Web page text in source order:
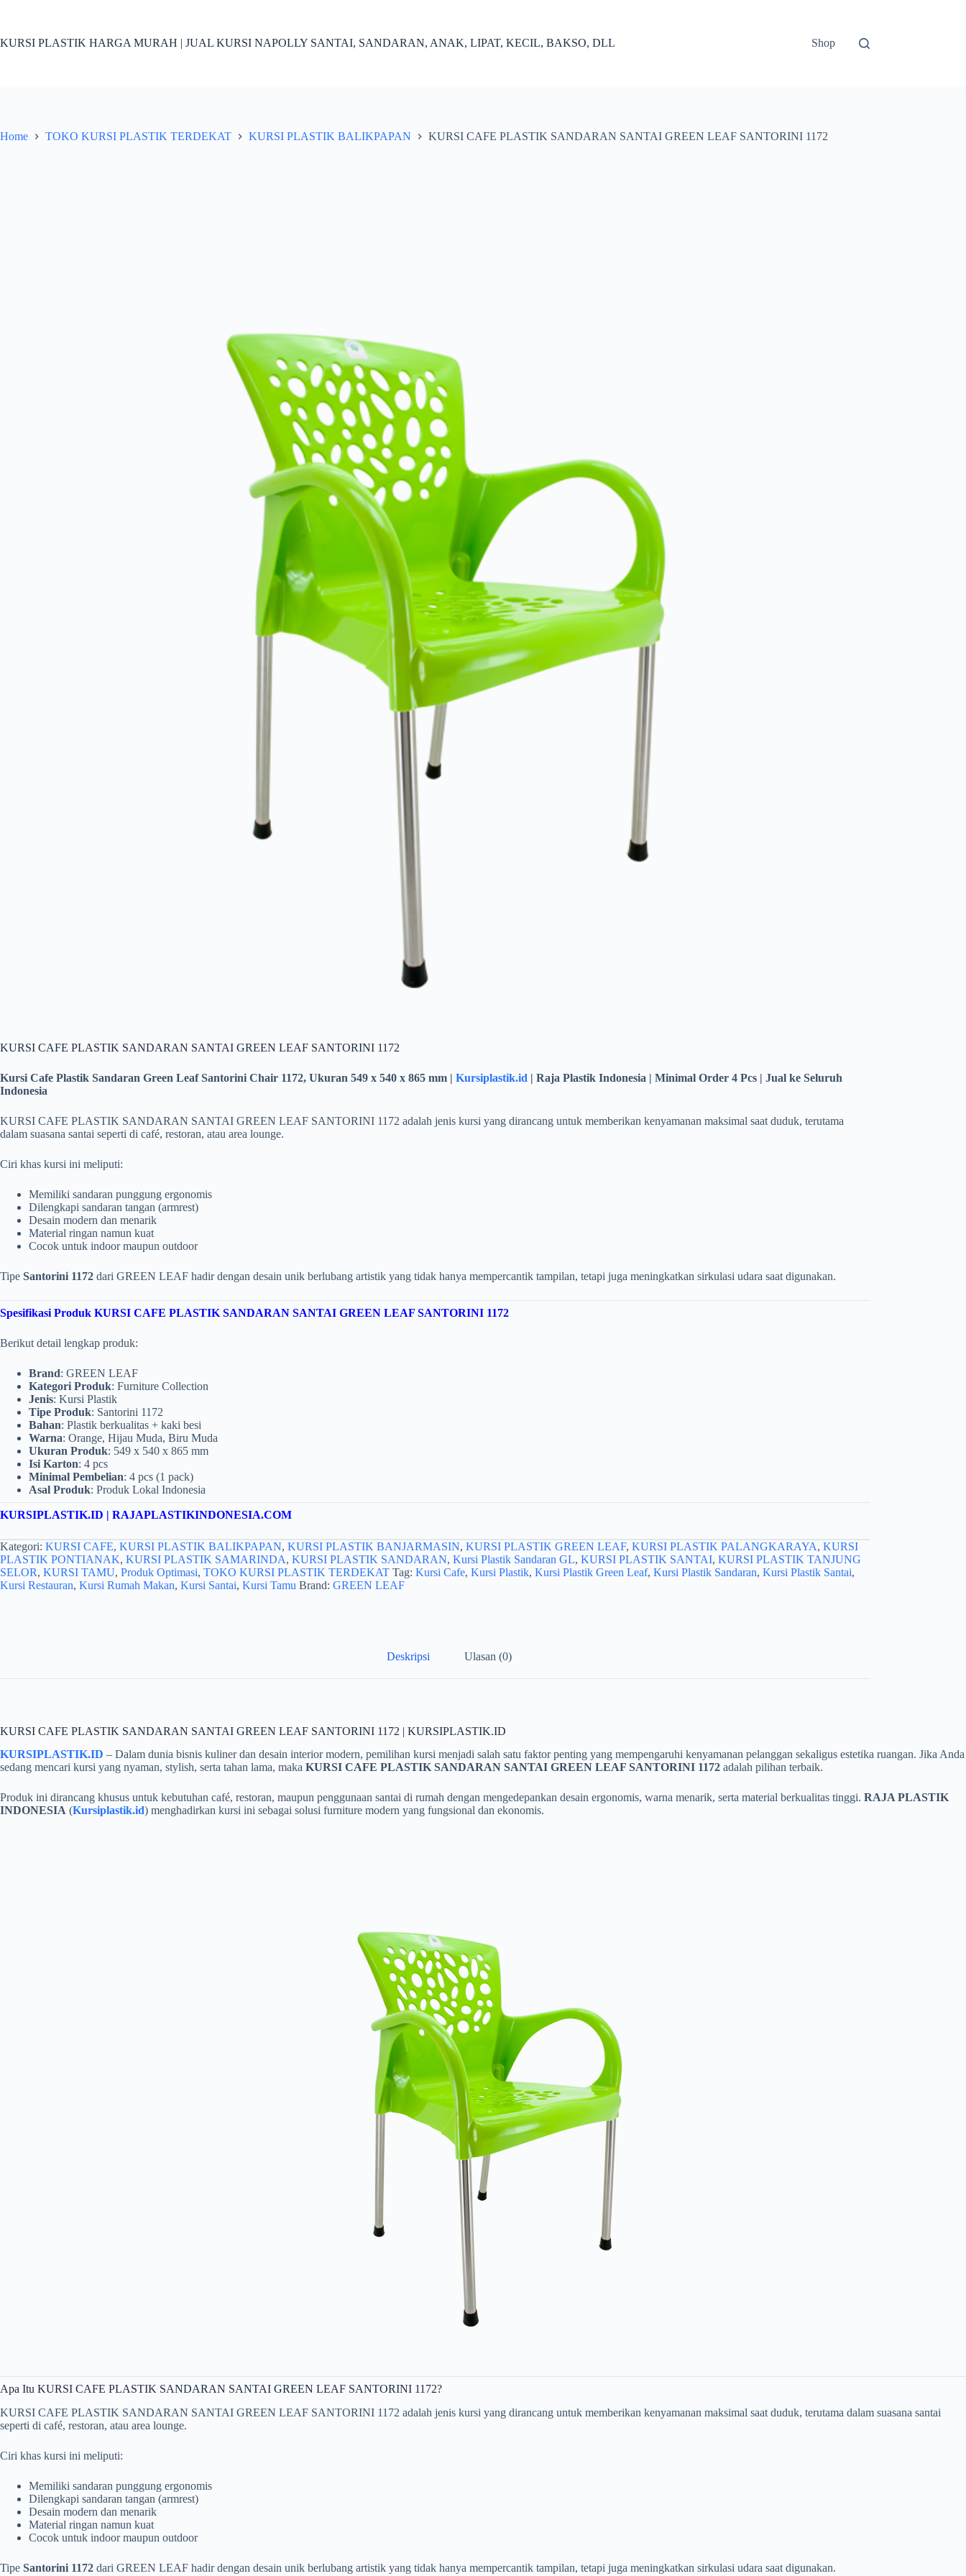
KURSI PLASTIK HARGA MURAH | JUAL KURSI NAPOLLY SANTAI, SANDARAN, ANAK, LIPAT, KECIL, BAKSO, DLL
Shop
Home TOKO KURSI PLASTIK TERDEKAT KURSI PLASTIK BALIKPAPAN KURSI CAFE PLASTIK SANDARAN SANTAI GREEN LEAF SANTORINI 1172
KURSI CAFE PLASTIK SANDARAN SANTAI GREEN LEAF SANTORINI 1172
Kursi Cafe Plastik Sandaran Green Leaf Santorini Chair 1172, Ukuran 549 x 540 x 865 mm | Kursiplastik.id | Raja Plastik Indonesia | Minimal Order 4 Pcs | Jual ke Seluruh
Indonesia
KURSI CAFE PLASTIK SANDARAN SANTAI GREEN LEAF SANTORINI 1172 adalah jenis kursi yang dirancang untuk memberikan kenyamanan maksimal saat duduk, terutama
dalam suasana santai seperti di café, restoran, atau area lounge.
Ciri khas kursi ini meliputi:
Memiliki sandaran punggung ergonomis
Dilengkapi sandaran tangan (armrest)
Desain modern dan menarik
Material ringan namun kuat
Cocok untuk indoor maupun outdoor
Tipe Santorini 1172 dari GREEN LEAF hadir dengan desain unik berlubang artistik yang tidak hanya mempercantik tampilan, tetapi juga meningkatkan sirkulasi udara saat digunakan.
Spesifikasi Produk KURSI CAFE PLASTIK SANDARAN SANTAI GREEN LEAF SANTORINI 1172
Berikut detail lengkap produk:
Brand: GREEN LEAF
Kategori Produk: Furniture Collection
Jenis: Kursi Plastik
Tipe Produk: Santorini 1172
Bahan: Plastik berkualitas + kaki besi
Warna: Orange, Hijau Muda, Biru Muda
Ukuran Produk: 549 x 540 x 865 mm
Isi Karton: 4 pcs
Minimal Pembelian: 4 pcs (1 pack)
Asal Produk: Produk Lokal Indonesia
KURSIPLASTIK.ID | RAJAPLASTIKINDONESIA.COM
Kategori: KURSI CAFE, KURSI PLASTIK BALIKPAPAN, KURSI PLASTIK BANJARMASIN, KURSI PLASTIK GREEN LEAF, KURSI PLASTIK PALANGKARAYA, KURSI
PLASTIK PONTIANAK, KURSI PLASTIK SAMARINDA, KURSI PLASTIK SANDARAN, Kursi Plastik Sandaran GL, KURSI PLASTIK SANTAI, KURSI PLASTIK TANJUNG
SELOR, KURSI TAMU, Produk Optimasi, TOKO KURSI PLASTIK TERDEKAT Tag: Kursi Cafe, Kursi Plastik, Kursi Plastik Green Leaf, Kursi Plastik Sandaran, Kursi Plastik Santai,
Kursi Restauran, Kursi Rumah Makan, Kursi Santai, Kursi Tamu Brand: GREEN LEAF
Deskripsi Ulasan (0)
KURSI CAFE PLASTIK SANDARAN SANTAI GREEN LEAF SANTORINI 1172 | KURSIPLASTIK.ID
KURSIPLASTIK.ID – Dalam dunia bisnis kuliner dan desain interior modern, pemilihan kursi menjadi salah satu faktor penting yang mempengaruhi kenyamanan pelanggan sekaligus estetika ruangan. Jika Anda
sedang mencari kursi yang nyaman, stylish, serta tahan lama, maka KURSI CAFE PLASTIK SANDARAN SANTAI GREEN LEAF SANTORINI 1172 adalah pilihan terbaik.
Produk ini dirancang khusus untuk kebutuhan café, restoran, maupun penggunaan santai di rumah dengan mengedepankan desain ergonomis, warna menarik, serta material berkualitas tinggi. RAJA PLASTIK
INDONESIA (Kursiplastik.id) menghadirkan kursi ini sebagai solusi furniture modern yang fungsional dan ekonomis.
Apa Itu KURSI CAFE PLASTIK SANDARAN SANTAI GREEN LEAF SANTORINI 1172?
KURSI CAFE PLASTIK SANDARAN SANTAI GREEN LEAF SANTORINI 1172 adalah jenis kursi yang dirancang untuk memberikan kenyamanan maksimal saat duduk, terutama dalam suasana santai
seperti di café, restoran, atau area lounge.
Ciri khas kursi ini meliputi:
Memiliki sandaran punggung ergonomis
Dilengkapi sandaran tangan (armrest)
Desain modern dan menarik
Material ringan namun kuat
Cocok untuk indoor maupun outdoor
Tipe Santorini 1172 dari GREEN LEAF hadir dengan desain unik berlubang artistik yang tidak hanya mempercantik tampilan, tetapi juga meningkatkan sirkulasi udara saat digunakan.